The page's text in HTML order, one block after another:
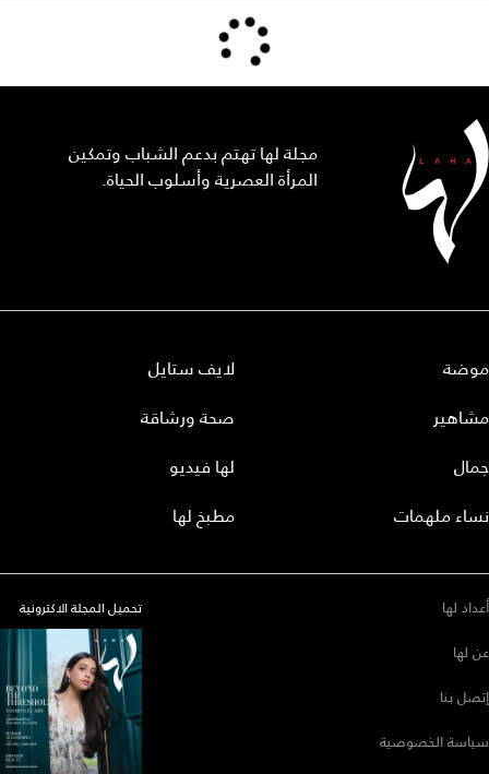
مجلة لها تهتم بدعم الشباب وتمكين
المرأة العصرية وأسلوب الحياة.
ملهمات
لايف ستايل
صحة ورشاقة
لها فيديو
مطبخ لها
لها
بنا
الخصوصية
تحميل المجلة الاكترونية